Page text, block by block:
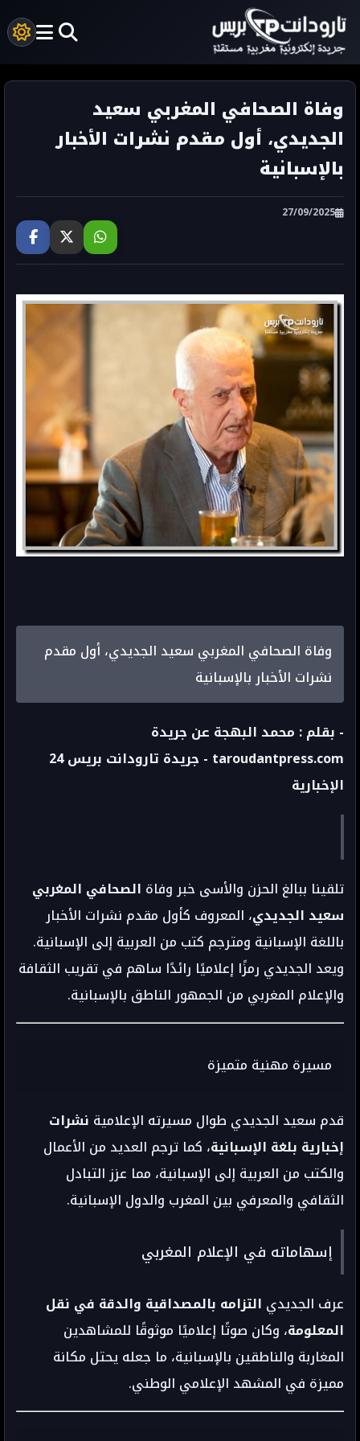
وفاة الصحافي المغربي سعيد
الجديدي، أول مقدم نشرات الأخبار
بالإسبانية
27/09/2025
وفاة الصحافي المغربي سعيد الجديدي، أول مقدم
نشرات الأخبار بالإسبانية
- بقلم : محمد البهجة عن جريدة
taroudantpress.com - جريدة تارودانت بريس 24
الإخبارية
تلقينا ببالغ الحزن والأسى خبر وفاة الصحافي المغربي
سعيد الجديدي، المعروف كأول مقدم نشرات الأخبار
باللغة الإسبانية ومترجم كتب من العربية إلى الإسبانية.
ويعد الجديدي رمزًا إعلاميًا رائدًا ساهم في تقريب الثقافة
والإعلام المغربي من الجمهور الناطق بالإسبانية.
مسيرة مهنية متميزة
قدم سعيد الجديدي طوال مسيرته الإعلامية نشرات
إخبارية بلغة الإسبانية، كما ترجم العديد من الأعمال
والكتب من العربية إلى الإسبانية، مما عزز التبادل
الثقافي والمعرفي بين المغرب والدول الإسبانية.
إسهاماته في الإعلام المغربي
عرف الجديدي التزامه بالمصداقية والدقة في نقل
المعلومة، وكان صوتًا إعلاميًا موثوقًا للمشاهدين
المغاربة والناطقين بالإسبانية، ما جعله يحتل مكانة
مميزة في المشهد الإعلامي الوطني.